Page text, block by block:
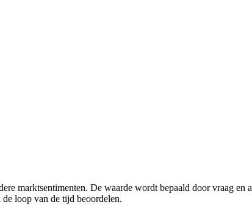
marktsentimenten. De waarde wordt bepaald door vraag
loop van de tijd beoordelen.